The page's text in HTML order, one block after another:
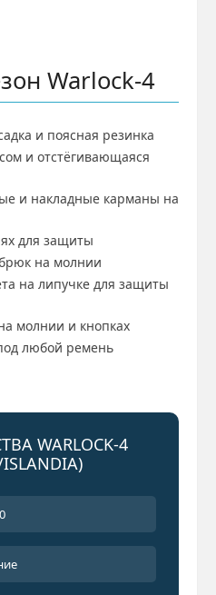
Warlock-4
и поясная резинка
и отстёгивающаяся
и накладные карманы на
для защиты
на молнии
на липучке для защиты
молнии и кнопках
любой ремень
WARLOCK-4